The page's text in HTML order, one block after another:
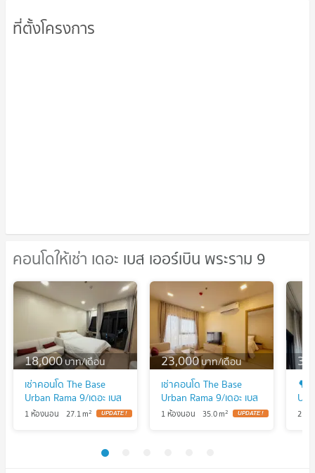
ที่ตั้งโครงการ
คอนโดให้เช่า เดอะ เบส เออร์เบิน พระราม 9
คอนโดให้เช่า เดอะ เบส เออร์เบิน พระราม
9
18,000บาท/เดือน
เช่าคอนโด The Base
Urban Rama 9/เดอะ เบส
เออร์เบิน พระราม 9
1 ห้องนอน 27.1m2
23,000บาท/เดือน
เช่าคอนโด The Base
Urban Rama 9/เดอะ เบส
เออร์เบิน พระราม 9
1 ห้องนอน 35.0m2
ห้อ
2 ห้